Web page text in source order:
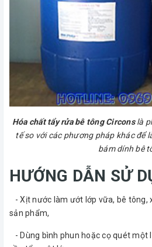
Hóa chất tẩy rửa bê tông Circonslà
tế so với các phương pháp khác để
bám dính bê
HƯỚNG DẪN SỬ
- Xịt nước làm ướt lớp vữa, bê tông,
sản phẩm,
- Dùng bình phun hoặc cọ quét một